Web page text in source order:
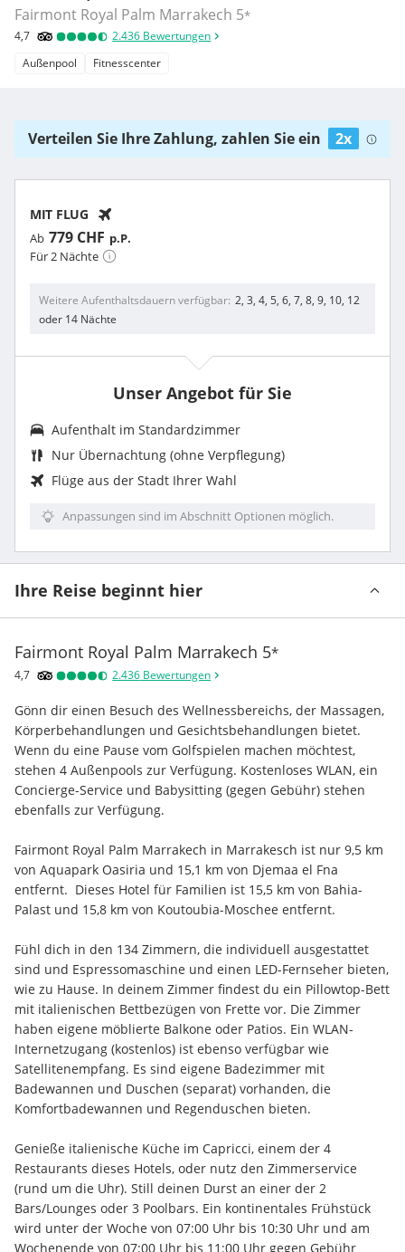
Fairmont Royal Palm Marrakech 5*
4,7 2.436 Bewertungen
Außenpool
Fitnesscenter
Verteilen Sie Ihre Zahlung, zahlen Sie ein 2x
MIT FLUG
Ab 779 CHF p.P.
Für 2 Nächte
Weitere Aufenthaltsdauern verfügbar 2, 3, 4, 5, 6, 7, 8, 9, 10, 12
oder 14 Nächte
Unser Angebot für Sie
Aufenthalt im Standardzimmer
Nur Übernachtung (ohne Verpflegung)
Flüge aus der Stadt Ihrer Wahl
Anpassungen sind im Abschnitt Optionen möglich.
Ihre Reise beginnt hier
Fairmont Royal Palm Marrakech 5*
4,7 2.436 Bewertungen
Gönn dir einen Besuch des Wellnessbereichs, der Massagen,
Körperbehandlungen und Gesichtsbehandlungen bietet.
Wenn du eine Pause vom Golfspielen machen möchtest,
stehen 4 Außenpools zur Verfügung. Kostenloses WLAN, ein
Concierge-Service und Babysitting (gegen Gebühr) stehen
ebenfalls zur Verfügung.
Fairmont Royal Palm Marrakech in Marrakesch ist nur 9,5 km
von Aquapark Oasiria und 15,1 km von Djemaa el Fna
entfernt.  Dieses Hotel für Familien ist 15,5 km von Bahia-
Palast und 15,8 km von Koutoubia-Moschee entfernt.
Fühl dich in den 134 Zimmern, die individuell ausgestattet
sind und Espressomaschine und einen LED-Fernseher bieten,
wie zu Hause. In deinem Zimmer findest du ein Pillowtop-Bett
mit italienischen Bettbezügen von Frette vor. Die Zimmer
haben eigene möblierte Balkone oder Patios. Ein WLAN-
Internetzugang (kostenlos) ist ebenso verfügbar wie
Satellitenempfang. Es sind eigene Badezimmer mit
Badewannen und Duschen (separat) vorhanden, die
Komfortbadewannen und Regenduschen bieten.
Genieße italienische Küche im Capricci, einem der 4
Restaurants dieses Hotels, oder nutz den Zimmerservice
(rund um die Uhr). Still deinen Durst an einer der 2
Bars/Lounges oder 3 Poolbars. Ein kontinentales Frühstück
wird unter der Woche von 07:00 Uhr bis 10:30 Uhr und am
Wochenende von 07:00 Uhr bis 11:00 Uhr gegen Gebühr